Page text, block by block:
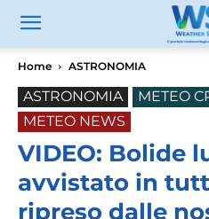
Home ASTRONOMIA
ASTRONOMIA
METEO
METEO NEWS
VIDEO: Bolide
avvistato in
ripreso dalle